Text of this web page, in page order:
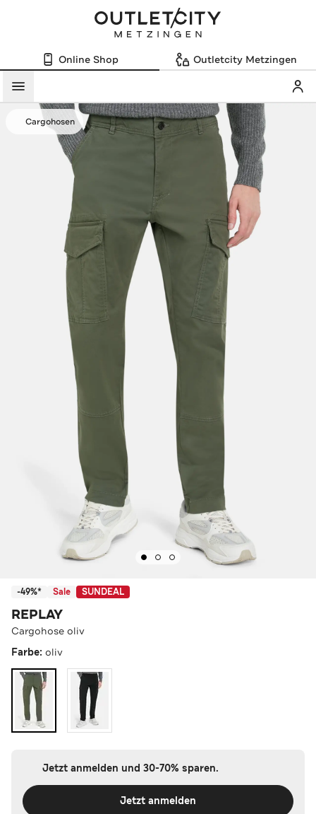
Online Shop Outletcity Metzingen
Menü
Cargohosen
-49%* Sale SUNDEAL
REPLAY
Cargohose oliv
Farbe: oliv
Jetzt anmelden und 30-70% sparen.
Jetzt anmelden